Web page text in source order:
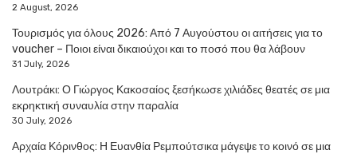
2 August, 2026
Τουρισμός για όλους 2026: Από 7 Αυγούστου οι αιτήσεις για το
voucher – Ποιοι είναι δικαιούχοι και το ποσό που θα λάβουν
31 July, 2026
Λουτράκι: Ο Γιώργος Κακοσαίος ξεσήκωσε χιλιάδες θεατές σε μια
εκρηκτική συναυλία στην παραλία
30 July, 2026
Αρχαία Κόρινθος: Η Ευανθία Ρεμπούτσικα μάγεψε το κοινό σε μια